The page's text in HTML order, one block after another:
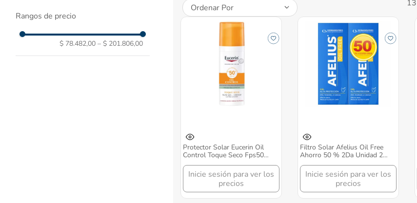
Rangos de precio
$ 78.482,00 – $ 201.806,00
Ordenar Por 13
Protector Solar Eucerin Oil
Control Toque Seco Fps50
Frasco X 200Ml
Inicie sesión para ver los
precios
Filtro Solar Afelius Oil Free
Ahorro 50 % 2Da Unidad 2
Tubos X 60 Gr
Inicie sesión para ver los
precios